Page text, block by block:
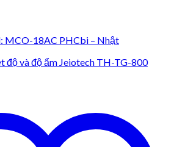
MCO-18AC PHCbi – Nhật